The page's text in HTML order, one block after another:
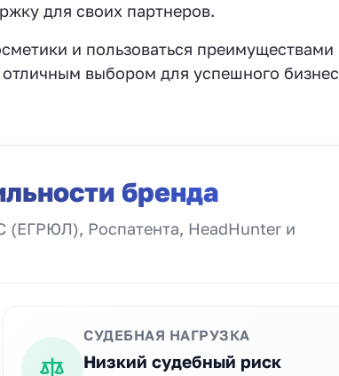
для своих партнеров.
и пользоваться преимуществами
выбором для успешного
бренда
Роспатента, HeadHunter и
СУДЕБНАЯ НАГРУЗКА
Низкий судебный риск